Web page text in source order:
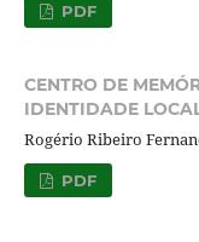
PDF
CENTRO DE
IDENTIDADE
Rogério Ribeiro
PDF